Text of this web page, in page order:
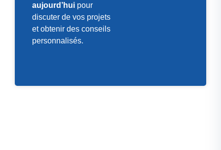
aujourd’hui pour
discuter de vos projets
et obtenir des conseils
personnalisés.
Avis Clients et